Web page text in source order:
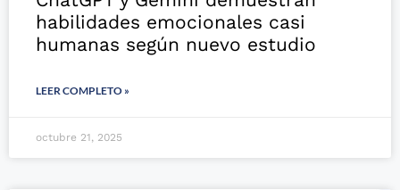
habilidades emocionales casi
humanas según nuevo estudio
LEER COMPLETO »
octubre 21, 2025